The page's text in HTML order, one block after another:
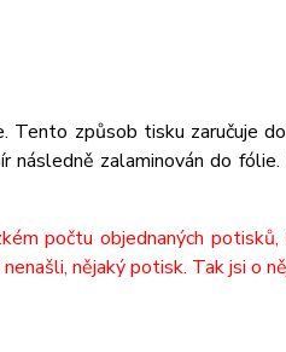
způsob tisku zaručuje
zalaminován do
počtu objednaných
nějaký potisk. Tak jsi o